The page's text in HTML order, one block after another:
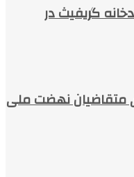
گریفیث در
متقاضیان نهضت ملی